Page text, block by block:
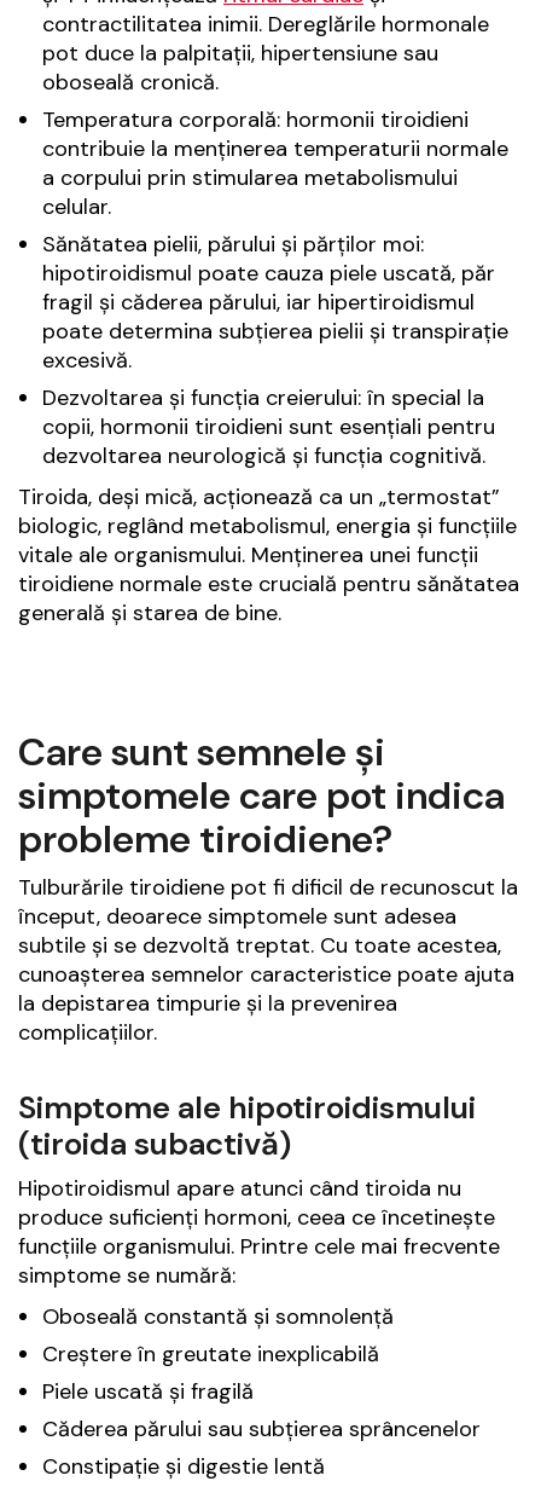
contractilitatea inimii. Dereglările hormonale
pot duce la palpitații, hipertensiune sau
oboseală cronică.
Temperatura corporală: hormonii tiroidieni
contribuie la menținerea temperaturii normale
a corpului prin stimularea metabolismului
celular.
Sănătatea pielii, părului și părților moi:
hipotiroidismul poate cauza piele uscată, păr
fragil și căderea părului, iar hipertiroidismul
poate determina subțierea pielii și transpirație
excesivă.
Dezvoltarea și funcția creierului: în special la
copii, hormonii tiroidieni sunt esențiali pentru
dezvoltarea neurologică și funcția cognitivă.
Tiroida, deși mică, acționează ca un „termostat”
biologic, reglând metabolismul, energia și funcțiile
vitale ale organismului. Menținerea unei funcții
tiroidiene normale este crucială pentru sănătatea
generală și starea de bine.
Care sunt semnele și
simptomele care pot indica
probleme tiroidiene?
Tulburările tiroidiene pot fi dificil de recunoscut la
început, deoarece simptomele sunt adesea
subtile și se dezvoltă treptat. Cu toate acestea,
cunoașterea semnelor caracteristice poate ajuta
la depistarea timpurie și la prevenirea
complicațiilor.
Simptome ale hipotiroidismului
(tiroida subactivă)
Hipotiroidismul apare atunci când tiroida nu
produce suficienți hormoni, ceea ce încetinește
funcțiile organismului. Printre cele mai frecvente
simptome se numără:
Oboseală constantă și somnolență
Creștere în greutate inexplicabilă
Piele uscată și fragilă
Căderea părului sau subțierea sprâncenelor
Constipație și digestie lentă